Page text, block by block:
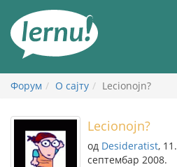
садржају
Форум О сајту Lecionojn?
Lecionojn?
од Desideratist, 11.
септембар 2008.